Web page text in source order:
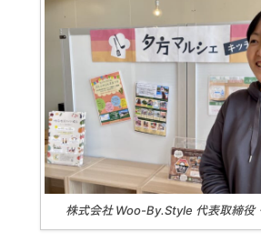
株式会社 Woo-By.Style 代表取締役